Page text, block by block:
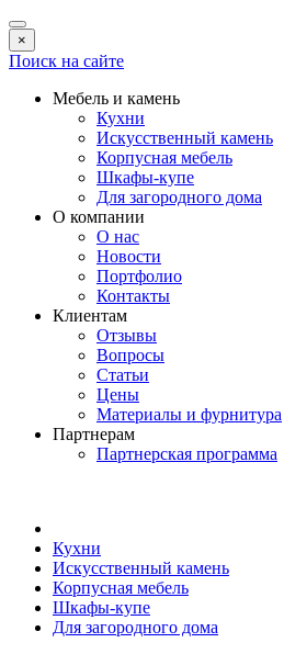
×
Поиск на сайте
Мебель и камень
Кухни
Искусственный камень
Корпусная мебель
Шкафы-купе
Для загородного дома
О компании
О нас
Новости
Портфолио
Контакты
Клиентам
Отзывы
Вопросы
Статьи
Цены
Материалы и фурнитура
Партнерам
Партнерская программа
Кухни
Искусственный камень
Корпусная мебель
Шкафы-купе
Для загородного дома